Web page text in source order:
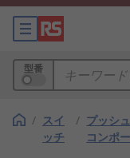
型番
/ スイ
ッチ
/ プッシ
コンポ